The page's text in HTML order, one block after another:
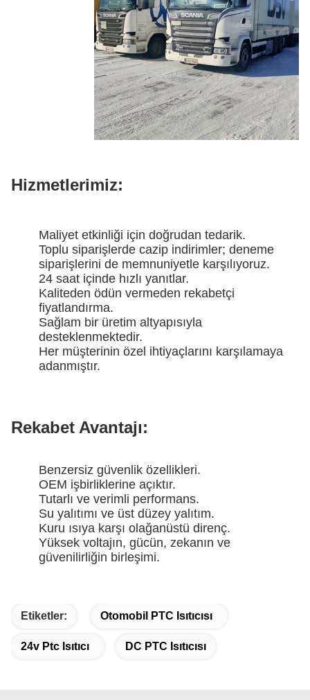
Hizmetlerimiz:
Maliyet etkinliği için doğrudan tedarik.
Toplu siparişlerde cazip indirimler; deneme
siparişlerini de memnuniyetle karşılıyoruz.
24 saat içinde hızlı yanıtlar.
Kaliteden ödün vermeden rekabetçi
fiyatlandırma.
Sağlam bir üretim altyapısıyla
desteklenmektedir.
Her müşterinin özel ihtiyaçlarını karşılamaya
adanmıştır.
Rekabet Avantajı:
Benzersiz güvenlik özellikleri.
OEM işbirliklerine açıktır.
Tutarlı ve verimli performans.
Su yalıtımı ve üst düzey yalıtım.
Kuru ısıya karşı olağanüstü direnç.
Yüksek voltajın, gücün, zekanın ve
güvenilirliğin birleşimi.
Etiketler: Otomobil PTC Isıtıcısı
24v Ptc Isıtıcı DC PTC Isıtıcısı